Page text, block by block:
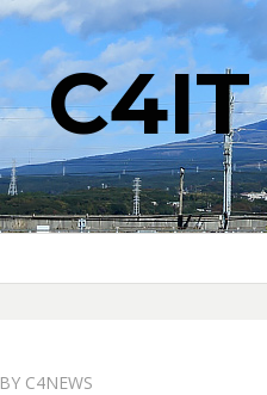
BY C4NEWS